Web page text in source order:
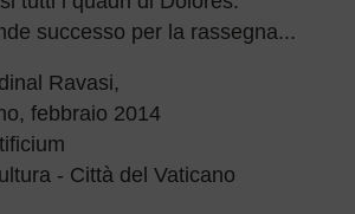
successo per la rassegna...
Ravasi,
febbraio 2014
- Città del Vaticano